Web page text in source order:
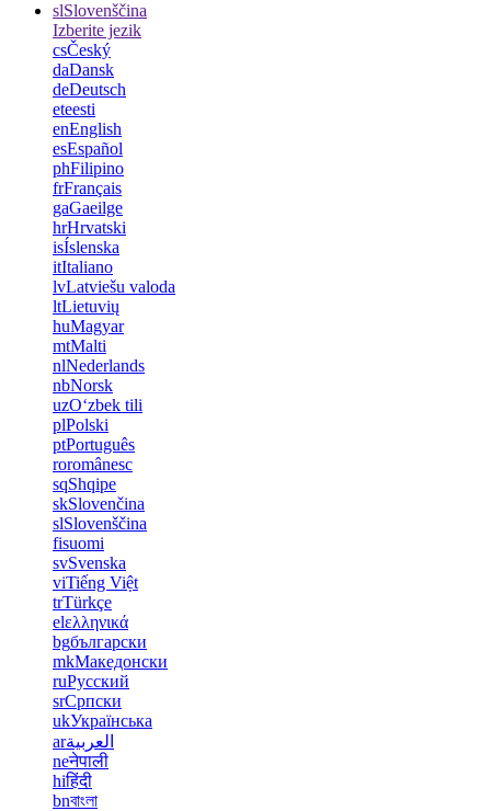
slSlovenščina
Izberite jezik
csČeský
daDansk
deDeutsch
eteesti
enEnglish
esEspañol
phFilipino
frFrançais
gaGaeilge
hrHrvatski
isÍslenska
itItaliano
lvLatviešu valoda
ltLietuvių
huMagyar
mtMalti
nlNederlands
nbNorsk
uzOʻzbek tili
plPolski
ptPortuguês
roromânesc
sqShqipe
skSlovenčina
slSlovenščina
fisuomi
svSvenska
viTiếng Việt
trTürkçe
elελληνικά
bgбългарски
mkМакедонски
ruРусский
srСрпски
ukУкраїнська
arالعربية
neनेपाली
hiहिंदी
bnবাংলা